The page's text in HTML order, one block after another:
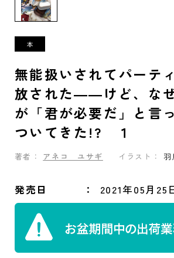
無能扱いされてパーテ
放された――けど、な
が「君が必要だ」と言
ついてきた!? １
著者： アネコ ユサギ イラスト： 羽
発売日 2021年05月25